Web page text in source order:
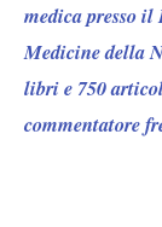
medica presso
Medicine della
libri e 750
commentatore